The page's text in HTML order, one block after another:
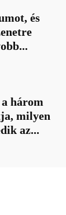
és
három
milyen
az...